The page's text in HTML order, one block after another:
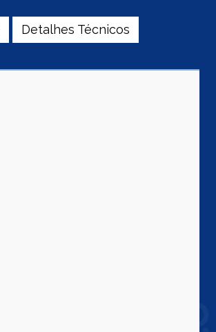
Detalhes Técnicos